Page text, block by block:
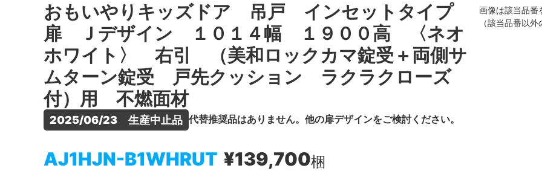
おもいやりキッズドア 吊戸 インセットタイプ
扉 Ｊデザイン １０１４幅 １９００高 〈ネオ
ホワイト〉 右引 （美和ロックカマ錠受＋両側サ
ムターン錠受 戸先クッション ラクラクローズ
付）用 不燃面材
2025/06/23　生産中止品 代替推奨品はありません。他の扉デザインをご検討ください。
AJ1HJN-B1WHRUT ¥139,700梱
画像は該当品番
（該当品番以